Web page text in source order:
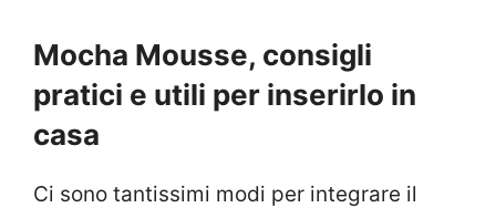
Mocha Mousse, consigli
pratici e utili per inserirlo in
casa
Ci sono tantissimi modi per integrare il